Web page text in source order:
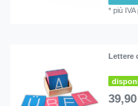
*più IVA
Lettere